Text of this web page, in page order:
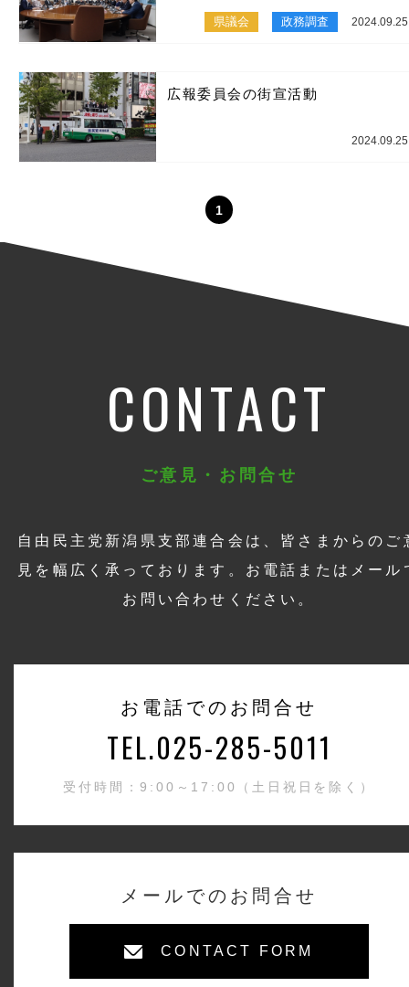
県議会 政務調査 2024.09.25
広報委員会の街宣活動
2024.09.25
1
CONTACT
ご意見・お問合せ
自由民主党新潟県支部連合会は、皆さまからのご
見を幅広く承っております。お電話またはメール
お問い合わせください。
お電話でのお問合せ
TEL.025-285-5011
受付時間：9:00～17:00（土日祝日を除く）
メールでのお問合せ
CONTACT FORM